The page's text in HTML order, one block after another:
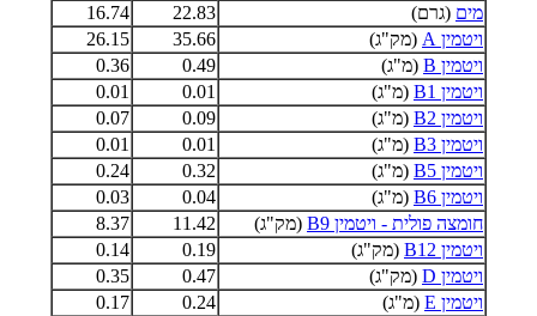
מים (גרם) 22.83
16.74
ויטמין A
(מק"ג) 35.66
26.15
ויטמין B
(מ"ג) 0.49
0.36
ויטמין B1
(מ"ג) 0.01
0.01
ויטמין B2
(מ"ג) 0.09
0.07
ויטמין B3
(מ"ג) 0.01
0.01
ויטמין B5
(מ"ג) 0.32
0.24
ויטמין B6
(מ"ג) 0.04
0.03
חומצה פולית - ויטמין B9
(מק"ג) 11.42
8.37
ויטמין B12
(מק"ג) 0.19
0.14
ויטמין D
(מק"ג) 0.47
0.35
ויטמין E
(מ"ג) 0.24
0.17